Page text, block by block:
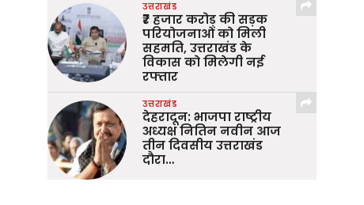
उत्तराखंड
₹7 हजार करोड़ की सड़क
परियोजनाओं को मिली
सहमति, उत्तराखंड के
विकास को मिलेगी नई
रफ्तार
उत्तराखंड
देहरादून: भाजपा राष्ट्रीय
अध्यक्ष नितिन नवीन आज
तीन दिवसीय उत्तराखंड
दौरा…